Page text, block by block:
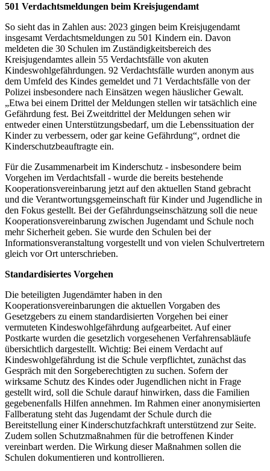
501 Verdachtsmeldungen beim Kreisjugendamt
So sieht das in Zahlen aus: 2023 gingen beim Kreisjugendamt
insgesamt Verdachtsmeldungen zu 501 Kindern ein. Davon
meldeten die 30 Schulen im Zuständigkeitsbereich des
Kreisjugendamtes allein 55 Verdachtsfälle von akuten
Kindeswohlgefährdungen. 92 Verdachtsfälle wurden anonym aus
dem Umfeld des Kindes gemeldet und 71 Verdachtsfälle von der
Polizei insbesondere nach Einsätzen wegen häuslicher Gewalt.
„Etwa bei einem Drittel der Meldungen stellen wir tatsächlich eine
Gefährdung fest. Bei Zweitdrittel der Meldungen sehen wir
entweder einen Unterstützungsbedarf, um die Lebenssituation der
Kinder zu verbessern, oder gar keine Gefährdung“, ordnet die
Kinderschutzbeauftragte ein.
Für die Zusammenarbeit im Kinderschutz - insbesondere beim
Vorgehen im Verdachtsfall - wurde die bereits bestehende
Kooperationsvereinbarung jetzt auf den aktuellen Stand gebracht
und die Verantwortungsgemeinschaft für Kinder und Jugendliche in
den Fokus gestellt. Bei der Gefährdungseinschätzung soll die neue
Kooperationsvereinbarung zwischen Jugendamt und Schule noch
mehr Sicherheit geben. Sie wurde den Schulen bei der
Informationsveranstaltung vorgestellt und von vielen Schulvertretern
gleich vor Ort unterschrieben.
Standardisiertes Vorgehen
Die beteiligten Jugendämter haben in den
Kooperationsvereinbarungen die aktuellen Vorgaben des
Gesetzgebers zu einem standardisierten Vorgehen bei einer
vermuteten Kindeswohlgefährdung aufgearbeitet. Auf einer
Postkarte wurden die gesetzlich vorgesehenen Verfahrensabläufe
übersichtlich dargestellt. Wichtig: Bei einem Verdacht auf
Kindeswohlgefährdung ist die Schule verpflichtet, zunächst das
Gespräch mit den Sorgeberechtigten zu suchen. Sofern der
wirksame Schutz des Kindes oder Jugendlichen nicht in Frage
gestellt wird, soll die Schule darauf hinwirken, dass die Familien
gegebenenfalls Hilfen annehmen. Im Rahmen einer anonymisierten
Fallberatung steht das Jugendamt der Schule durch die
Bereitstellung einer Kinderschutzfachkraft unterstützend zur Seite.
Zudem sollen Schutzmaßnahmen für die betroffenen Kinder
vereinbart werden. Die Wirkung dieser Maßnahmen sollen die
Schulen dokumentieren und kontrollieren.